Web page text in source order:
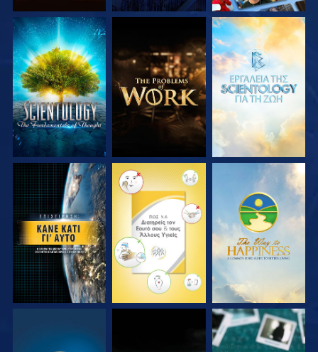
ΕΞΕΡΕΥΝΗΣΤΕ ΤΗ
ΣΕΙΡΑ
ΕΞΕΡΕΥΝΗΣΤΕ ΤΗ
ΣΕΙΡΑ
ΕΞΕΡΕΥΝΗΣΤΕ ΤΗ
ΣΕΙΡΑ
ΠΑΡΑΚΟΛΟΥΘΗΣΤΕ ΠΑΡΑΚΟΛΟΥΘΗΣΤΕ ΠΑΡΑΚΟΛΟΥΘΗΣΤΕ